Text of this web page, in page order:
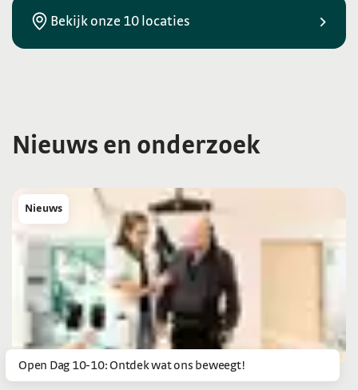
Bekijk onze 10 locaties
Nieuws en onderzoek
Open Dag 10-10: Ontdek wat ons beweegt!
Nieuws